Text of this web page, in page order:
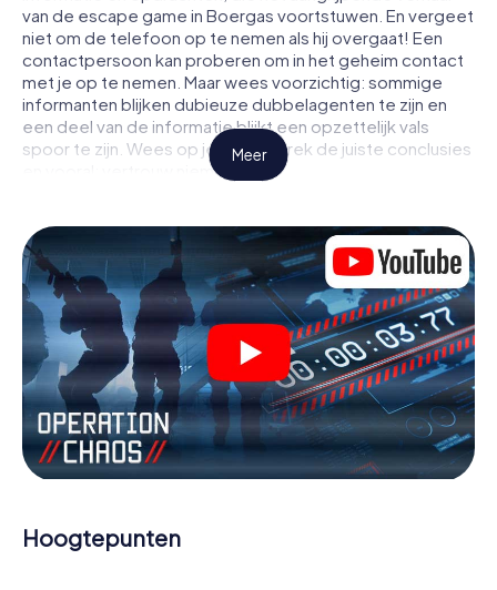
van de escape game in Boergas voortstuwen. En vergeet
niet om de telefoon op te nemen als hij overgaat! Een
contactpersoon kan proberen om in het geheim contact
met je op te nemen. Maar wees voorzichtig: sommige
informanten blijken dubieuze dubbelagenten te zijn en
een deel van de informatie blijkt een opzettelijk vals
spoor te zijn. Wees op je hoede, trek de juiste conclusies
en vooral: vertrouw niemand!
niet opgesloten in een kamer waaruit je jezelf binnen een
bepaald tijdvenster moet bevrijden. Met deze
speurtocht met een smartphone wordt heel Boergas
jouw speelveld! De technische voorwaarden voor jouw
avontuur in Boergas zijn een smartphone en toegang tot
het mobiel internet. Met één klik krijg jij toegang tot onze
app. Je hoeft niets te installeren om door interactieve
video's, lastige minigames of andere functies in de actie
te worden getrokken.
Werk samen als een team, onderschep vijandige
spionnen en lok de handlangers van de schurk naar je toe.
excelleren om de slechteriken te stoppen. In
tegenstelling tot James Bond en Co. zullen jouw daden
Meer
Hoogtepunten